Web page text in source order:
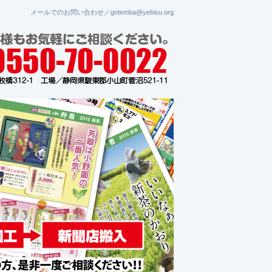
メールでのお問い合わせ／gotemba@yebisu.org